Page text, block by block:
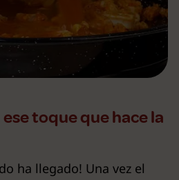
toque que hace la
ha llegado! Una vez el